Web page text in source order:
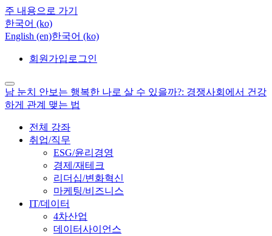
주 내용으로 가기
한국어 ‎(ko)‎
English ‎(en)‎한국어 ‎(ko)‎
회원가입 로그인
남 눈치 안보는 행복한 나로 살 수 있을까?: 경쟁사회에서 건강
하게 관계 맺는 법
전체 강좌
취업/직무
ESG/윤리경영
경제/재테크
리더십/변화혁신
마케팅/비즈니스
IT/데이터
4차산업
데이터사이언스